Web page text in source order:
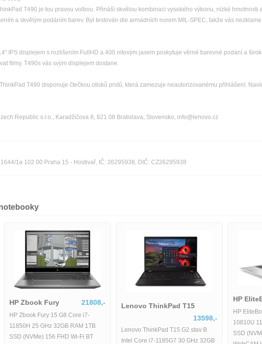
T490 je tou pravou volbou. Přináší skvělou kombinaci vysokého výkonu, nízké hmotnosti
a skvělým podáním barev. Byl testován dle armádních norem MIL-SPEC, takže vás
IPS displejem s rozlišením FullHD a 400 nitovým jasem poskytuje věrné barevné podání a
filmy, T490s vás svým displejem dostane.
T490 disponuje čtečkou otisků prstů, která zamezuje neautorizovanému přihlášení.
Republic s.r.o., Karadžičova 8, 821 08 Bratislava, Slovensko, info@lenovo.cz
1a 102 00 Praha 15 - Hostivař, IČ: 26295938, DIČ: CZ26295938
HP Zbook Fury 21808,-
HP Zbook Fury 15 G8 Core i7-
11850H 25 GHz 32GB RAM 1TB
SSD (NVMe) 156 FHD Wi-Fi BT
Lenovo ThinkPad T15
13598,-
Lenovo ThinkPad T15 G2 stav B
Intel Core i7-1185G7 30 GHz 32GB
HP
HP
10810U
SSD